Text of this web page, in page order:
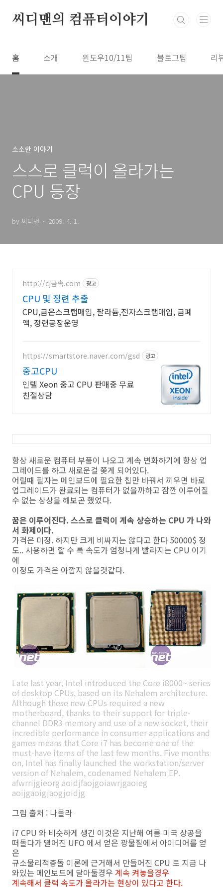
씨디맨의 컴퓨터이야기
홈 소개 윈도우10/11팁 블로그팁 리
소소한 이야기
스스로 클럭이 올라가는
CPU 등장
by 씨디맨 2009. 4. 1.
http://cj금속.com 광고
CPU 및 정련 추출
CPU,금은스크랩매입, 팔라듐,전자스크랩매입, 금폐
액, 정련공장운영
https://smartstore.naver.com/gsd 광고
중고CPU
인텔 Xeon 중고 CPU 판매중 무료
친절상담
항상 새로운 컴퓨터 부품이 나오고 계속 변화하기에 항상 업
그레이드를 하고 새로운걸 쫒게 되어있다.
어릴때 필자는 메인보드에 필요한 칩만 바꿔서 끼우면 바로
업그레이드가 완료되는 컴퓨터가 없을까하고 잠깐 이루어질
수 없는 상상을 해보곤 했었다.
꿈은 이루어진다. 스스로 클럭이 계속 상승하는 CPU 가 나와
서 화제이다.
가격은 미정. 하지만 크게 비싸지는 않다고 한다 50000$ 정
도.. 사용하면 할 수 록 속도가 엄청나게 빨라지는 CPU 이기
에
이정도 가격은 아깝지 않을것같다.
Late last year, Intel introduced the Core i8000~ series
of desktop CPUs, based on its Nehalem architecture.
Although these new CPUs required a new
motherboard, thanks to their support for triple-
channel DDR3 memory and use of a new socket, their
incredible performance in consumer applications and
games means that Core i7 has become one of the
must-have items of the last few months. Five months
on, Intel has finally launched the workstation/server
version of Nehalem, codenamed Nehalem EP.
afwrrijgieorg aoidjfaojgoiawrjgaoieg
aoijgaoigjaogjoidjg
그림 출처 : 나몰라
i7 CPU 와 비슷하게 생긴 이것은 지난해 여름 미국 상공을
떠돌다가 떨어진 UFO 에서 얻은 광물질에서 아이디어를 얻
은
규소물리적충돌 이론에 근거해서 만들어진 CPU 로 지금 나
와있는 메인보드에 달아둘경우 계속 켜놓을경우
계속해서 클럭 속도가 올라가는 현상이 있다고 한다.